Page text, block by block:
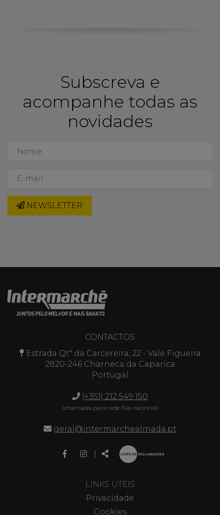
Subscreva e
acompanhe todas as
novidades
NEWSLETTER
CONTACTOS
Estrada Qtª da Carcereira, 22 - Vale Figueira
2820-246 Charneca da Caparica
Portugal
(+351) 212 549 150
(chamada para rede fixa nacional)
geral@intermarchealmada.pt
Link
página
Facebook
Link
para
página
de
Instagram
Partilhar
LINKS ÚTEIS
Privacidade
Cookies